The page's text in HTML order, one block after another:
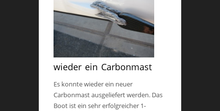
wieder ein Carbonmast
Es konnte wieder ein neuer
Carbonmast ausgeliefert werden. Das
Boot ist ein sehr erfolgreicher 1-